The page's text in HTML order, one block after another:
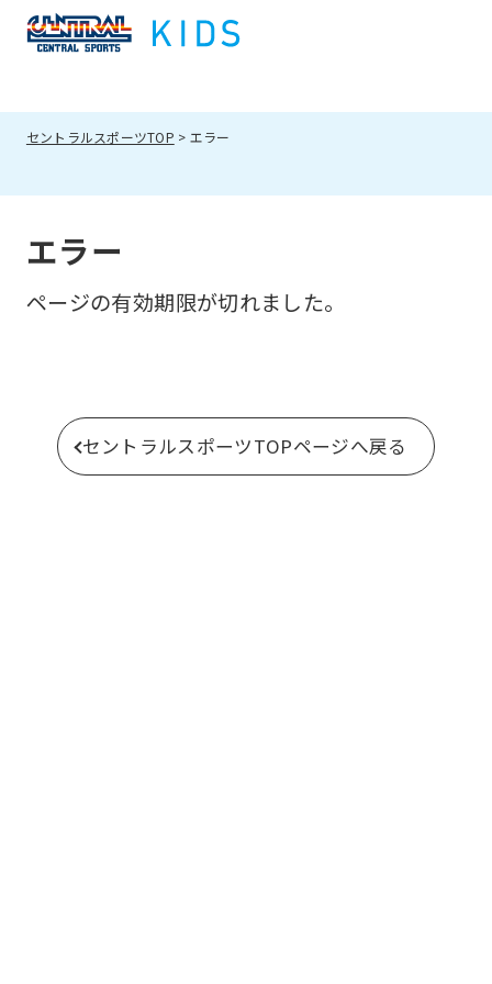
セントラルスポーツTOP エラー
エラー
ページの有効期限が切れました。
セントラルスポーツTOPページへ戻る